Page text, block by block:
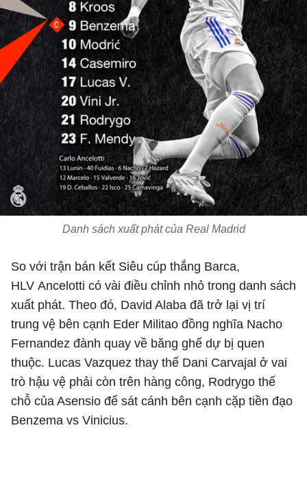
Danh sách xuất phát của Real Madrid
So với trận bán kết Siêu cúp thắng Barca,
HLV Ancelotti có vài điều chỉnh nhỏ trong danh sách
xuất phát. Theo đó, David Alaba đã trở lại vị trí
trung vệ bên cạnh Eder Militao đồng nghĩa Nacho
Fernandez đành quay về băng ghế dự bị quen
thuộc. Lucas Vazquez thay thế Dani Carvajal ở vai
trò hậu vệ phải còn trên hàng công, Rodrygo thế
chỗ của Asensio để sát cánh bên cạnh cặp tiền đạo
Benzema vs Vinicius.